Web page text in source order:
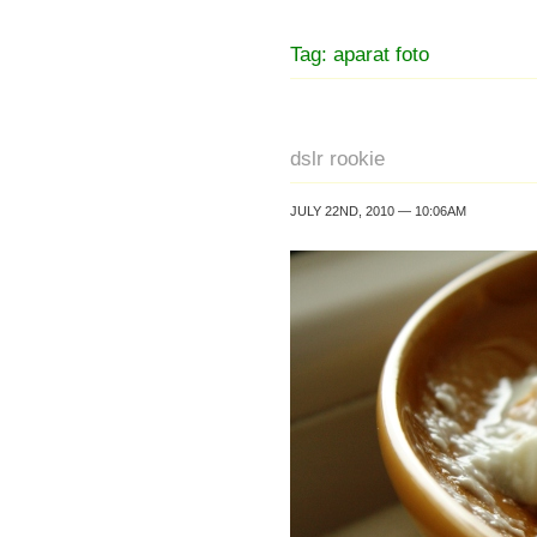
Tag: aparat foto
dslr rookie
JULY 22ND, 2010 — 10:06AM